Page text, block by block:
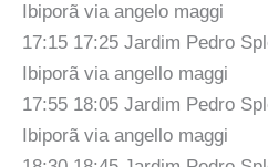
Ibiporã via angelo maggi
17:15 17:25 Jardim Pedro
Ibiporã via angello maggi
17:55 18:05 Jardim Pedro
Ibiporã via angello maggi